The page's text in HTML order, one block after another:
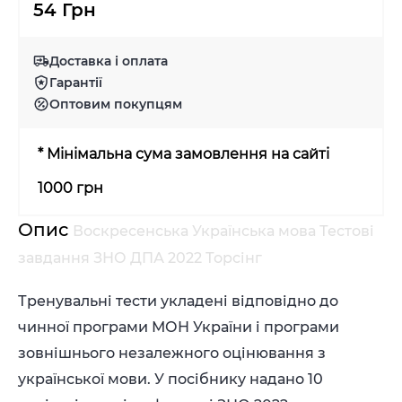
54 Грн
Доставка і оплата
Гарантії
Оптовим покупцям
* Мінімальна сума замовлення на сайті
1000 грн
Опис Воскресенська Українська мова Тестові
завдання ЗНО ДПА 2022 Торсінг
Тренувальні тести укладені відповідно до
чинної програми МОН України і програми
зовнішнього незалежного оцінювання з
української мови. У посібнику надано 10